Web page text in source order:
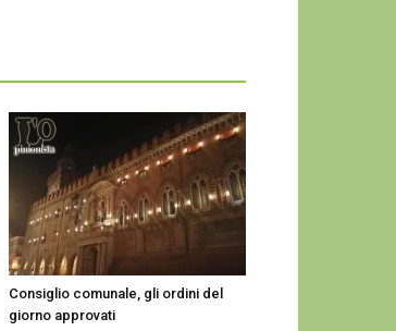
Consiglio comunale, gli ordini del
giorno approvati